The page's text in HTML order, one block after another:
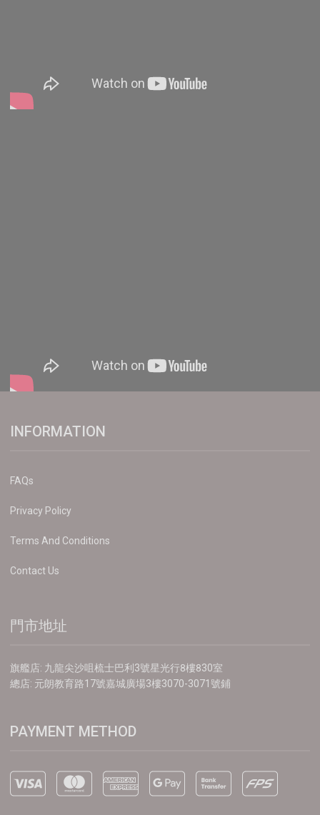
INFORMATION
FAQs
Privacy Policy
Terms And Conditions
Contact Us
門市地址
旗艦店: 九龍尖沙咀梳士巴利3號星光行8樓830室
總店: 元朗教育路17號嘉城廣場3樓3070-3071號鋪
PAYMENT METHOD